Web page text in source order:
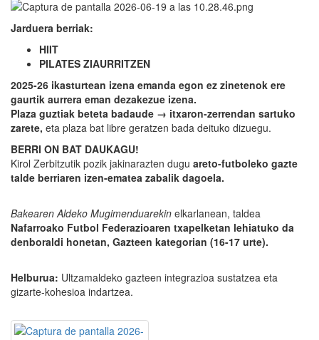
Jarduera berriak:
HIIT
PILATES ZIAURRITZEN
2025-26 ikasturtean izena emanda egon ez zinetenok ere
gaurtik aurrera eman dezakezue izena.
Plaza guztiak beteta badaude → itxaron-zerrendan sartuko
zarete, eta plaza bat libre geratzen bada deituko dizuegu.
BERRI ON BAT DAUKAGU!
Kirol Zerbitzutik pozik jakinarazten dugu areto-futboleko gazte
talde berriaren izen-ematea zabalik dagoela.
Bakearen Aldeko Mugimenduarekin elkarlanean, taldea
Nafarroako Futbol Federazioaren txapelketan lehiatuko da
denboraldi honetan, Gazteen kategorian (16-17 urte).
Helburua: Ultzamaldeko gazteen integrazioa sustatzea eta
gizarte-kohesioa indartzea.